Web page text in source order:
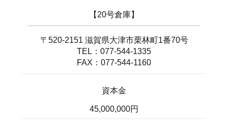
【20号倉庫】
〒520-2151 滋賀県大津市栗林町1番70号
TEL：077-544-1335
FAX：077-544-1160
資本金
45,000,000円